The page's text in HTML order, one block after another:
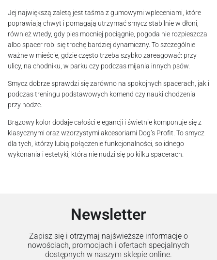
Jej największą zaletą jest taśma z gumowymi wpleceniami, które
poprawiają chwyt i pomagają utrzymać smycz stabilnie w dłoni,
również wtedy, gdy pies mocniej pociągnie, pogoda nie rozpieszcza
albo spacer robi się trochę bardziej dynamiczny. To szczególnie
ważne w mieście, gdzie często trzeba szybko zareagować: przy
ulicy, na chodniku, w parku czy podczas mijania innych psów.
Smycz dobrze sprawdzi się zarówno na spokojnych spacerach, jak i
podczas treningu podstawowych komend czy nauki chodzenia
przy nodze.
Brązowy kolor dodaje całości elegancji i świetnie komponuje się z
klasycznymi oraz wzorzystymi akcesoriami Dog’s Profit. To smycz
dla tych, którzy lubią połączenie funkcjonalności, solidnego
wykonania i estetyki, która nie nudzi się po kilku spacerach.
Newsletter
Zapisz się i otrzymaj najświeższe informacje o
nowościach, promocjach i ofertach specjalnych
dostępnych w naszym sklepie online.